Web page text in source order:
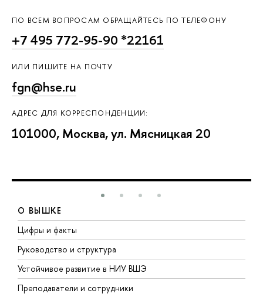
ПО ВСЕМ ВОПРОСАМ ОБРАЩАЙТЕСЬ ПО ТЕЛЕФОНУ
+7 495 772-95-90 *22161
ИЛИ ПИШИТЕ НА ПОЧТУ
fgn@hse.ru
АДРЕС ДЛЯ КОРРЕСПОНДЕНЦИИ:
101000, Москва, ул. Мясницкая 20
О ВЫШКЕ
Цифры и факты
Руководство и структура
Устойчивое развитие в НИУ ВШЭ
Преподаватели и сотрудники